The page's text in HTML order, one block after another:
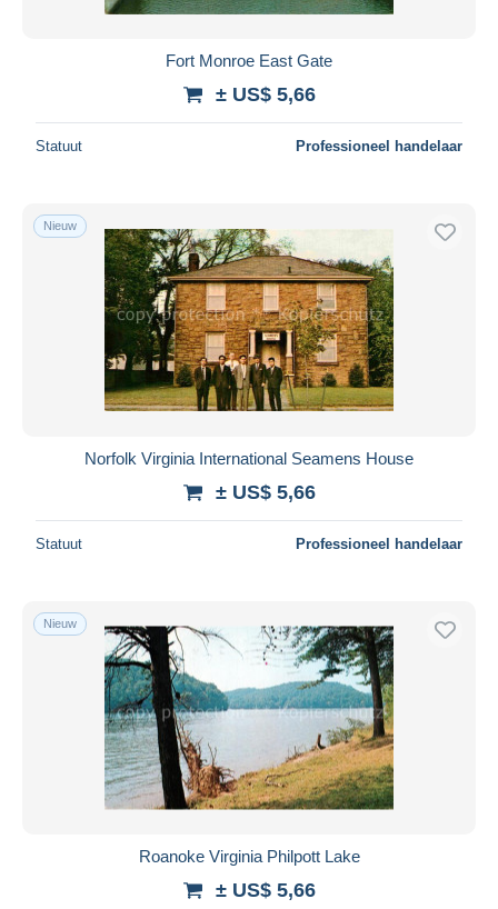
Fort Monroe East Gate
± US$ 5,66
Statuut Professioneel handelaar
Nieuw
Norfolk Virginia International Seamens House
± US$ 5,66
Statuut Professioneel handelaar
Nieuw
Roanoke Virginia Philpott Lake
± US$ 5,66